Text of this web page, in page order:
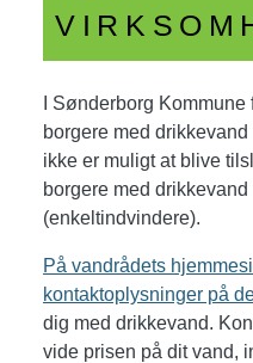
I Sønderborg
borgere med
ikke er muligt at blive
borgere med
(enkeltindvindere).
På vandrådets
kontaktoplysninger på
dig med drikkevand.
vide prisen på dit vand,